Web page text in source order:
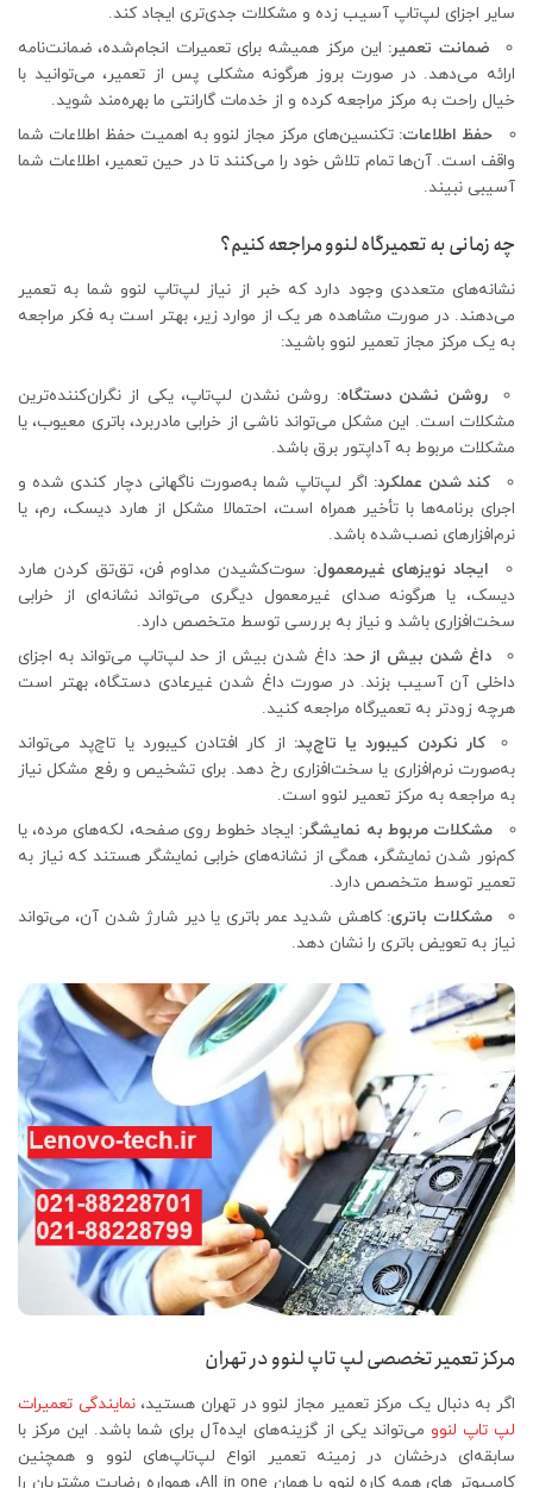
سایر اجزای لپ‌تاپ آسیب زده و مشکلات جدی‌تری ایجاد کند.
ضمانت تعمیر: این مرکز همیشه برای تعمیرات انجام‌شده، ضمانت‌نامه
ارائه می‌دهد. در صورت بروز هرگونه مشکلی پس از تعمیر، می‌توانید با
خیال راحت به مرکز مراجعه کرده و از خدمات گارانتی ما بهره‌مند شوید.
حفظ اطلاعات: تکنسین‌های مرکز مجاز لنوو به اهمیت حفظ اطلاعات شما
واقف است. آن‌ها تمام تلاش خود را می‌کنند تا در حین تعمیر، اطلاعات شما
آسیبی نبیند.
چه زمانی به تعمیرگاه لنوو مراجعه کنیم؟
نشانه‌های متعددی وجود دارد که خبر از نیاز لپ‌تاپ لنوو شما به تعمیر
می‌دهند. در صورت مشاهده هر یک از موارد زیر، بهتر است به فکر مراجعه
به یک مرکز مجاز تعمیر لنوو باشید:
روشن نشدن دستگاه: روشن نشدن لپ‌تاپ، یکی از نگران‌کننده‌ترین
مشکلات است. این مشکل می‌تواند ناشی از خرابی مادربرد، باتری معیوب، یا
مشکلات مربوط به آداپتور برق باشد.
کند شدن عملکرد: اگر لپ‌تاپ شما به‌صورت ناگهانی دچار کندی شده و
اجرای برنامه‌ها با تأخیر همراه است، احتمالا مشکل از هارد دیسک، رم، یا
نرم‌افزارهای نصب‌شده باشد.
ایجاد نویزهای غیرمعمول: سوت‌کشیدن مداوم فن، تق‌تق کردن هارد
دیسک، یا هرگونه صدای غیرمعمول دیگری می‌تواند نشانه‌ای از خرابی
سخت‌افزاری باشد و نیاز به بررسی توسط متخصص دارد.
داغ شدن بیش از حد: داغ شدن بیش از حد لپ‌تاپ می‌تواند به اجزای
داخلی آن آسیب بزند. در صورت داغ شدن غیرعادی دستگاه، بهتر است
هرچه زودتر به تعمیرگاه مراجعه کنید.
کار نکردن کیبورد یا تاچ‌پد: از کار افتادن کیبورد یا تاچ‌پد می‌تواند
به‌صورت نرم‌افزاری یا سخت‌افزاری رخ دهد. برای تشخیص و رفع مشکل نیاز
به مراجعه به مرکز تعمیر لنوو است.
مشکلات مربوط به نمایشگر: ایجاد خطوط روی صفحه، لکه‌های مرده، یا
کم‌نور شدن نمایشگر، همگی از نشانه‌های خرابی نمایشگر هستند که نیاز به
تعمیر توسط متخصص دارد.
مشکلات باتری: کاهش شدید عمر باتری یا دیر شارژ شدن آن، می‌تواند
نیاز به تعویض باتری را نشان دهد.
مرکز تعمیر تخصصی لپ تاپ لنوو در تهران
اگر به دنبال یک مرکز تعمیر مجاز لنوو در تهران هستید،نمایندگی تعمیرات
لپ تاپ لنوو می‌تواند یکی از گزینه‌های ایده‌آل برای شما باشد. این مرکز با
سابقه‌ای درخشان در زمینه تعمیر انواع لپ‌تاپ‌های لنوو و همچنین
کامپیوتر های همه کاره لنوو یا همان All in one، همواره رضایت مشتریان را